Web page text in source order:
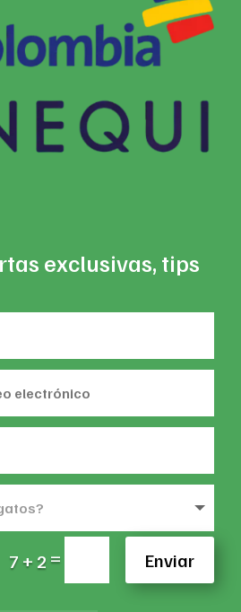
exclusivas, tips
7 + 2 = Enviar